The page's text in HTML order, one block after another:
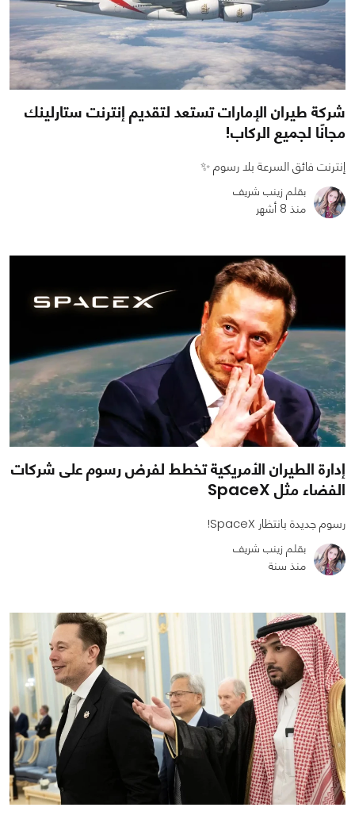
865
شركة طيران الإمارات تستعد لتقديم إنترنت ستارلينك
مجانًا لجميع الركاب!
إنترنت فائق السرعة بلا رسوم ✨
بقلم زينب شريف
منذ 8 أشهر
1024
0
0
إدارة الطيران الأمريكية تخطط لفرض رسوم على شركات
الفضاء مثل SpaceX
رسوم جديدة بانتظار SpaceX!
بقلم زينب شريف
منذ سنة